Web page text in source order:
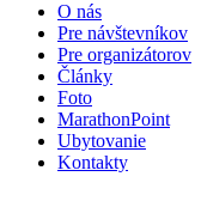
O nás
Pre návštevníkov
Pre organizátorov
Články
Foto
MarathonPoint
Ubytovanie
Kontakty